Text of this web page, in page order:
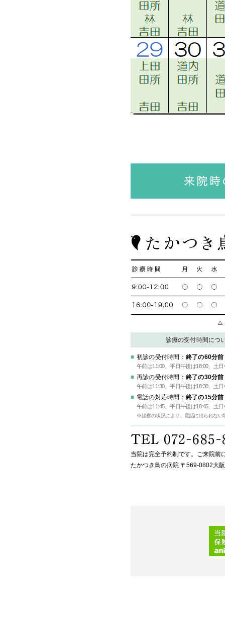
診療の受付時間につ
初診の受付時間： 終了の60分前
午前は11:00、平日午後は18:00、土
再診の受付時間： 終了の30分前
午前は11:30、平日午後は18:30、土
電話の対応時間： 終了の15分前
午前は11:45、平日午後は18:45、土
※診察の状況により、電話に出られない
当院は完全予約制です。ご来院前
たかつき鳥の病院 〒569-0802大